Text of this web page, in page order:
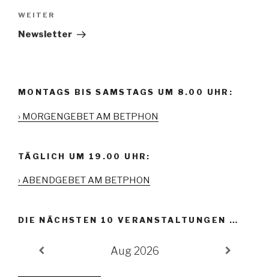
Nächster
Beitrag
WEITER
Newsletter
MONTAGS BIS SAMSTAGS UM 8.00 UHR:
› MORGENGEBET AM BETPHON
TÄGLICH UM 19.00 UHR:
› ABENDGEBET AM BETPHON
DIE NÄCHSTEN 10 VERANSTALTUNGEN …
Aug 2026